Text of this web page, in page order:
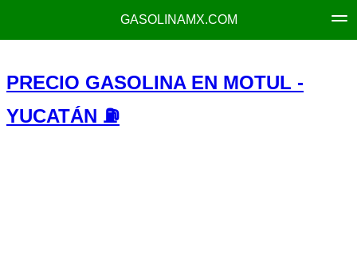
GASOLINAMX.COM
PRECIO GASOLINA EN MOTUL -
YUCATÁN ⛽